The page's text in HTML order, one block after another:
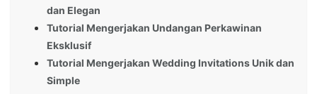
dan Elegan
Tutorial Mengerjakan Undangan Perkawinan
Eksklusif
Tutorial Mengerjakan Wedding Invitations Unik dan
Simple